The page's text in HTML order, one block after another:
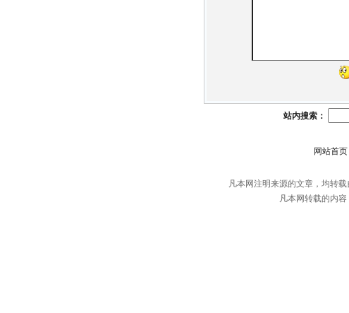
站内搜索：
网站首页|
凡本网注明来源的文章，均转
凡本网转载的内